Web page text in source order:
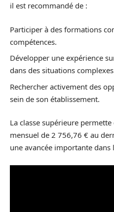
il est recommandé de :
Participer à des formations
compétences.
Développer une expérience
dans des situations
Rechercher activement des
sein de son établissement.
La classe supérieure
mensuel de 2 756,76 € au
une avancée importante dans